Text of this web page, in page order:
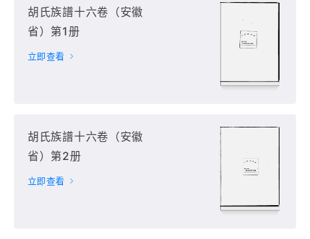
胡氏族譜十六卷（安徽
省）第1册
立即查看
胡氏族譜十六卷（安徽
省）第2册
立即查看